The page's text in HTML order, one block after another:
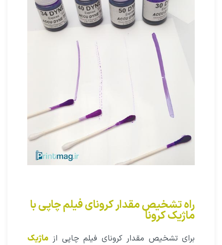
راه تشخیص مقدار کرونای فیلم چاپی با
ماژیک کرونا
برای تشخیص مقدار کرونای فیلم چاپی از ماژیک